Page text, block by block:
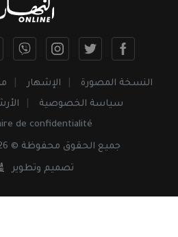
النسخة المصورة الإشهار
سياسة الخصوصية
de confidentialité
جميع الحقوق محفوظة © 2026 النهار أونلاين
تصميم وتطوير